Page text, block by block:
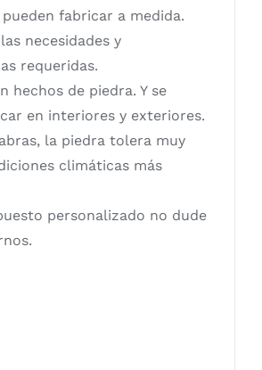
fabricar a medida.
necesidades y
requeridas.
hechos de piedra. Y se
en interiores y exteriores.
la piedra tolera muy
climáticas más
personalizado no dude